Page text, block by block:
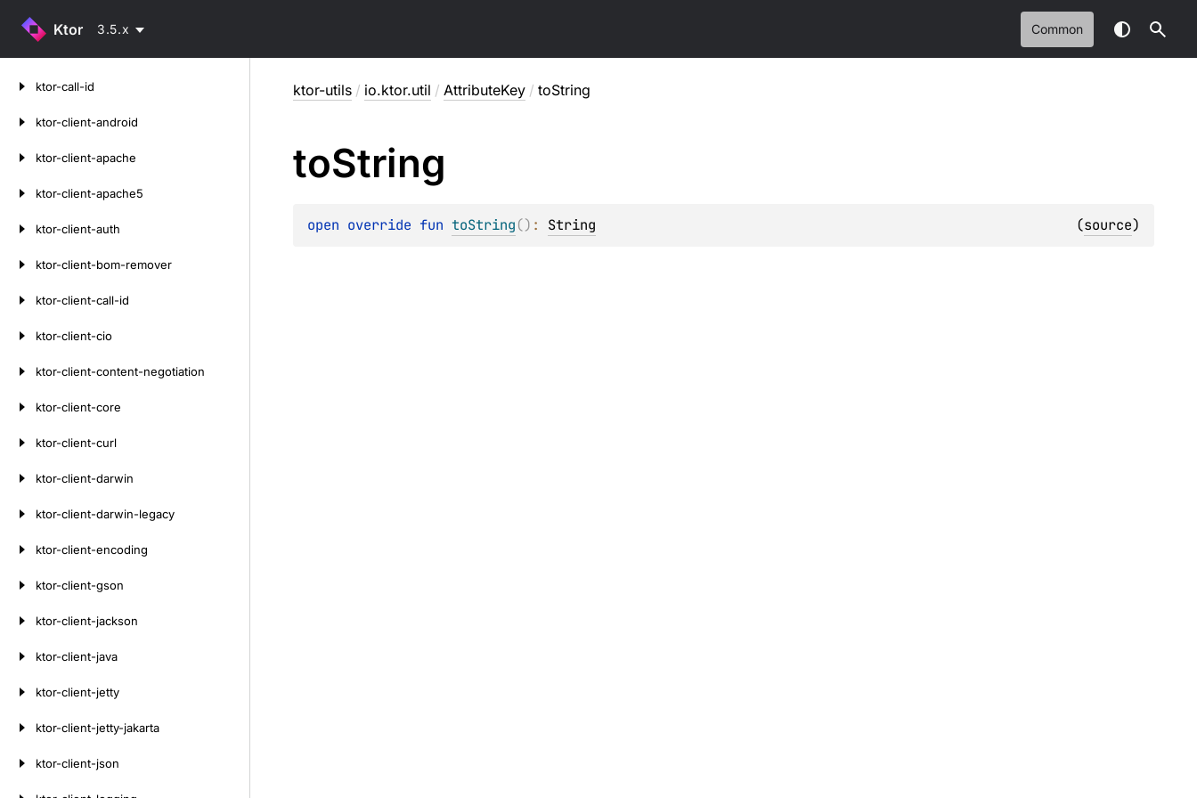
Ktor 3.5.x Common
ktor-call-id
ktor-client-android
ktor-client-apache
ktor-client-apache5
ktor-client-auth
ktor-client-bom-remover
ktor-client-call-id
ktor-client-cio
ktor-client-content-negotiation
ktor-client-core
ktor-client-curl
ktor-client-darwin
ktor-client-darwin-legacy
ktor-client-encoding
ktor-client-gson
ktor-client-jackson
ktor-client-java
ktor-client-jetty
ktor-client-jetty-jakarta
ktor-client-json
ktor-utils / io.ktor.util / AttributeKey / toString
toString
open override fun toString() : String (source)